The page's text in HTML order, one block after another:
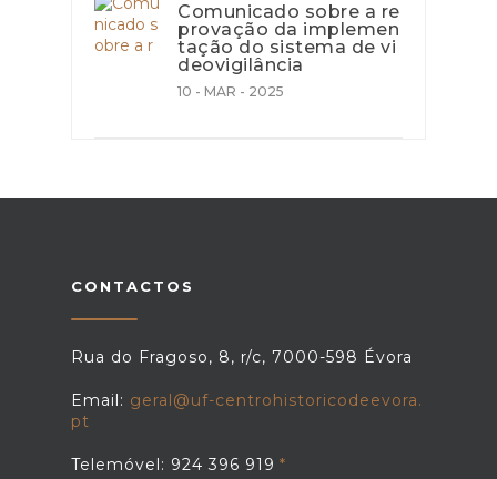
Comunicado sobre a re
provação da implemen
tação do sistema de vi
deovigilância
10 - MAR - 2025
CONTACTOS
Rua do Fragoso, 8, r/c, 7000-598 Évora
Email: geral@uf-centrohistoricodeevora.
pt
Telemóvel: 924 396 919